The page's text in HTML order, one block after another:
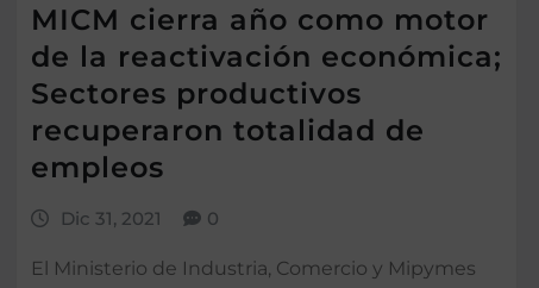
MICM cierra año como motor
de la reactivación económica;
Sectores productivos
recuperaron totalidad de
empleos
Dic 31, 2021 0
El Ministerio de Industria, Comercio y Mipymes